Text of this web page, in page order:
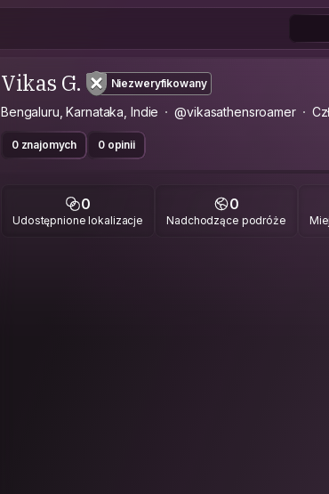
Vikas G. Niezweryfikowany
Bengaluru, Karnataka, Indie @vikasathensroamer
0 znajomych 0 opinii
0
Udostępnione lokalizacje
0
Nadchodzące podróże